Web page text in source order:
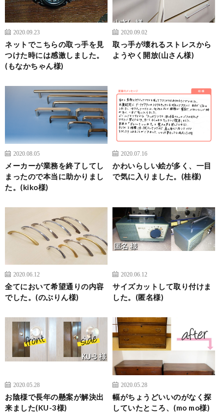
2020.09.23
ネットでこちらの取っ手を見
つけた時には感激しました。
(もなかちゃん様)
2020.09.02
取っ手が壊れるストレスから
ようやく開放(山さん様)
2020.08.05
メーカーが業務を終了してし
まったので本当に助かりまし
た。(kiko様)
2020.07.16
かわいらしい絵が多く、一目
で気に入りました。(桂様)
2020.06.12
全てにおいて希望通りの内容
でした。(のぶりん様)
2020.06.12
サイズカットして取り付けま
した。(匿名様)
2020.05.28
お陰様で長年の懸案が解決出
来ました(KU-3様)
2020.05.28
幅がちょうどいいのがなく探
していたところ、(mo mo様)